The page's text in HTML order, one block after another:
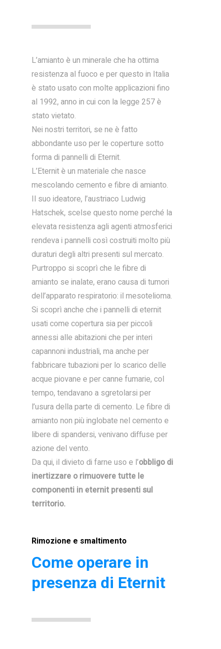
L’amianto è un minerale che ha ottima
resistenza al fuoco e per questo in Italia
è stato usato con molte applicazioni fino
al 1992, anno in cui con la legge 257 è
stato vietato.
Nei nostri territori, se ne è fatto
abbondante uso per le coperture sotto
forma di pannelli di Eternit.
L’Eternit è un materiale che nasce
mescolando cemento e fibre di amianto.
Il suo ideatore, l’austriaco Ludwig
Hatschek, scelse questo nome perché la
elevata resistenza agli agenti atmosferici
rendeva i pannelli così costruiti molto più
duraturi degli altri presenti sul mercato.
Purtroppo si scoprì che le fibre di
amianto se inalate, erano causa di tumori
dell’apparato respiratorio: il mesotelioma.
Si scoprì anche che i pannelli di eternit
usati come copertura sia per piccoli
annessi alle abitazioni che per interi
capannoni industriali, ma anche per
fabbricare tubazioni per lo scarico delle
acque piovane e per canne fumarie, col
tempo, tendavano a sgretolarsi per
l’usura della parte di cemento. Le fibre di
amianto non più inglobate nel cemento e
libere di spandersi, venivano diffuse per
azione del vento.
Da qui, il divieto di farne uso e l’obbligo di
inertizzare o rimuovere tutte le
componenti in eternit presenti sul
territorio.
Rimozione e smaltimento
Come operare in
presenza di Eternit